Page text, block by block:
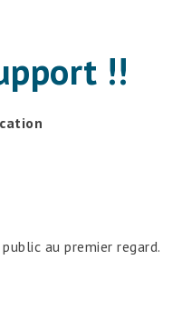
!!
au premier regard.